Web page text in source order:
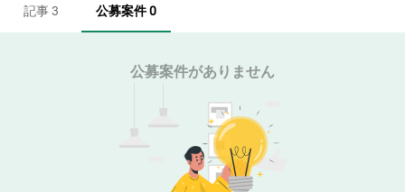
記事 3 公募案件 0
公募案件がありません